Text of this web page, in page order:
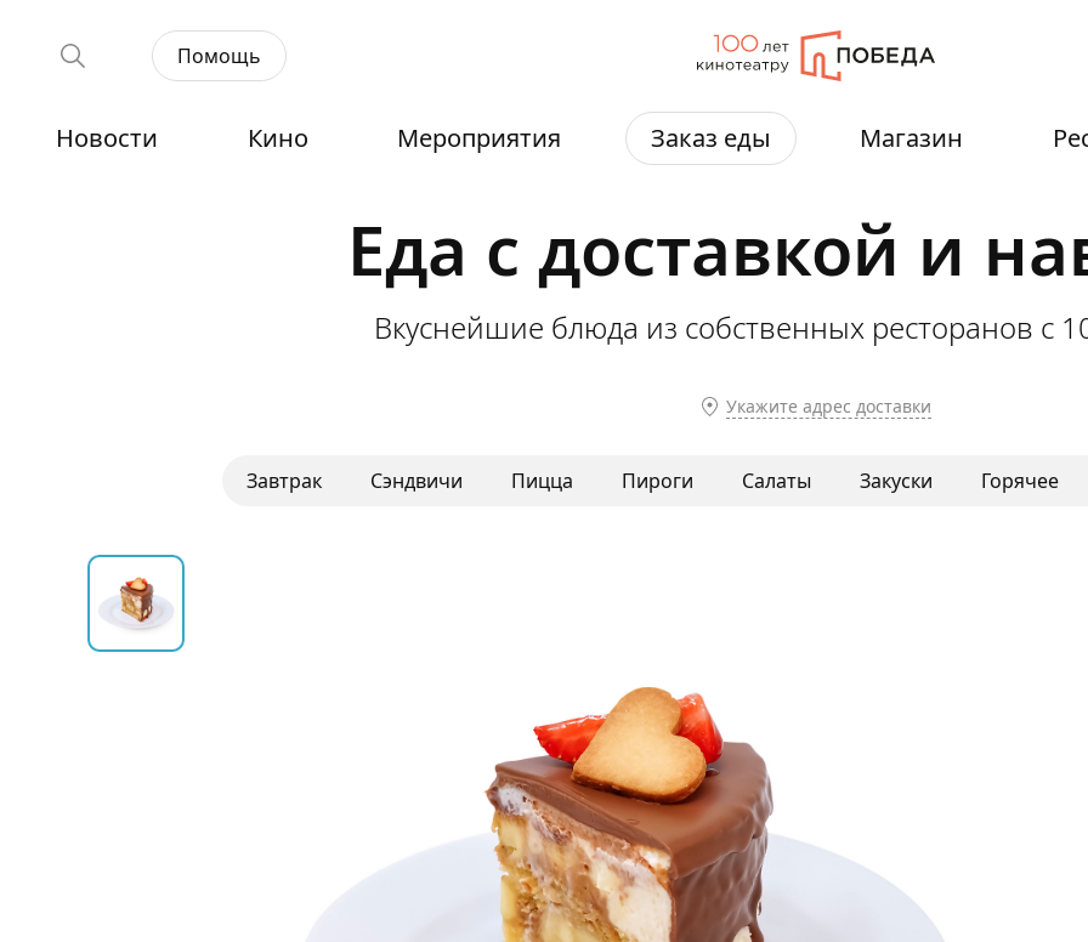
Помощь
Новости Кино Мероприятия Заказ еды Магазин
Еда с доставкой и
Вкуснейшие блюда из собственных ресторанов с
Укажите адрес доставки
Завтрак Сэндвичи Пицца Пироги Салаты Закуски Горячее